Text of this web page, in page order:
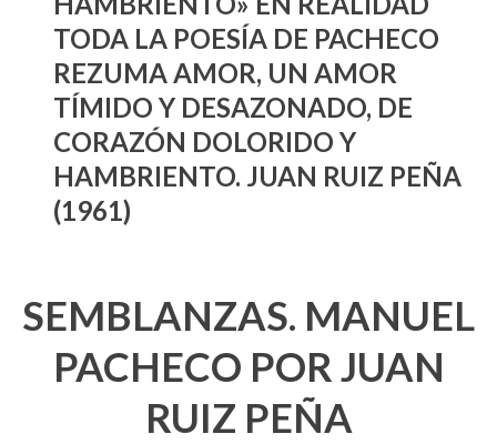
TODA LA POESÍA DE PACHECO
REZUMA AMOR, UN AMOR
TÍMIDO Y DESAZONADO, DE
CORAZÓN DOLORIDO Y
HAMBRIENTO. JUAN RUIZ PEÑA
(1961)
SEMBLANZAS. MANUEL
PACHECO POR JUAN
RUIZ PEÑA